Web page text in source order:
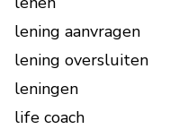
lening aanvragen
lening oversluiten
leningen
life coach